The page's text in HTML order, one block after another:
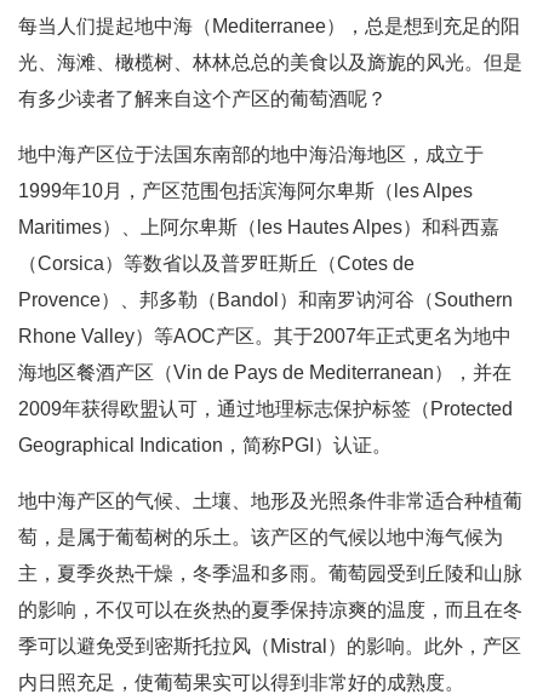
每当人们提起地中海（Mediterranee），总是想到充足的阳
光、海滩、橄榄树、林林总总的美食以及旖旎的风光。但是
有多少读者了解来自这个产区的葡萄酒呢？
地中海产区位于法国东南部的地中海沿海地区，成立于
1999年10月，产区范围包括滨海阿尔卑斯（les Alpes
Maritimes）、上阿尔卑斯（les Hautes Alpes）和科西嘉
（Corsica）等数省以及普罗旺斯丘（Cotes de
Provence）、邦多勒（Bandol）和南罗讷河谷（Southern
Rhone Valley）等AOC产区。其于2007年正式更名为地中
海地区餐酒产区（Vin de Pays de Mediterranean），并在
2009年获得欧盟认可，通过地理标志保护标签（Protected
Geographical Indication，简称PGI）认证。
地中海产区的气候、土壤、地形及光照条件非常适合种植葡
萄，是属于葡萄树的乐土。该产区的气候以地中海气候为
主，夏季炎热干燥，冬季温和多雨。葡萄园受到丘陵和山脉
的影响，不仅可以在炎热的夏季保持凉爽的温度，而且在冬
季可以避免受到密斯托拉风（Mistral）的影响。此外，产区
内日照充足，使葡萄果实可以得到非常好的成熟度。